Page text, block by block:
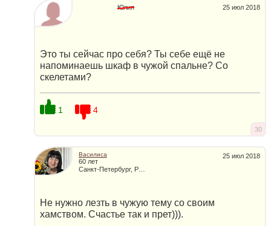
25 июл 2018
Юлия
Это ты сейчас про себя? Ты себе ещё не
напоминаешь шкаф в чужой спальне? Со
скелетами?
1 4
30
25 июл 2018
Василиса
60 лет
Не нужно лезть в чужую тему со своим
хамством. Счастье так и прет))).